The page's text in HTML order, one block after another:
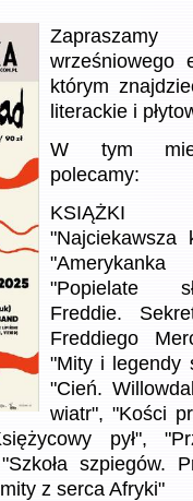
wrześniowego
którym
literackie i
W tym
polecamy:
KSIĄŻKI
"Najciekawsza
"Popielate
Freddie.
Freddiego
"Mity i legendy
"Cień.
wiatr", "Kości
pył",
szpiegów.
z serca Afryki"